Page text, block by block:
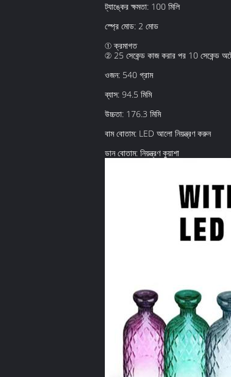
ট্যাঙ্কের ক্ষমতা: 100 মিলি
স্প্রে মোড: 2 মোড
① ক্রমাগত
② 25 সেকেন্ড কাজ করার পর 10 সেকেন্ড
ওজন: 540 গ্রাম
ব্যাস: 94.5 মিমি
উচ্চতা: 176.3 মিমি
বাম বোতাম: LED আলো নিয়ন্ত্রণ করুন
ডান বোতাম: নিয়ন্ত্রণ কুয়াশা